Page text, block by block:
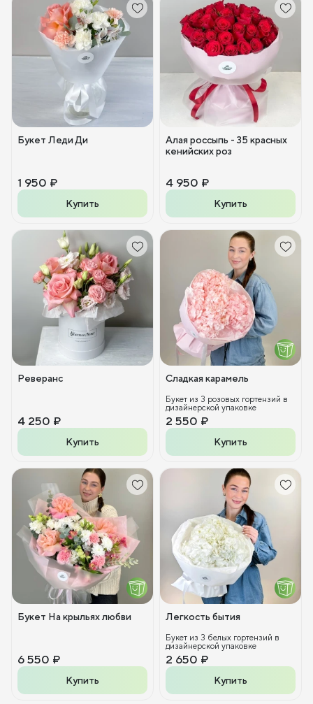
Букет Леди Ди
1 950 ₽
Купить
Алая россыпь - 35 красных
кенийских роз
4 950 ₽
Купить
Реверанс
4 250 ₽
Купить
Сладкая карамель
Букет из 3 розовых гортензий в
дизайнерской упаковке
2 550 ₽
Купить
Букет На крыльях любви
6 550 ₽
Купить
Легкость бытия
Букет из 3 белых гортензий в
дизайнерской упаковке
2 650 ₽
Купить